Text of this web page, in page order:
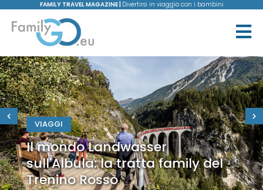
FAMILY TRAVEL MAGAZINE | Divertirsi in viaggio con i bambini
VIAGGI
Il mondo Landwasser
sull'Albula: la tratta family del
Trenino Rosso